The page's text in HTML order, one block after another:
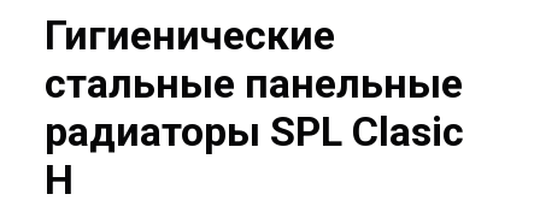
Гигиенические
стальные панельные
радиаторы SPL Clasic
H